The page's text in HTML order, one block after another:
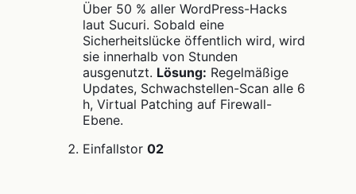
Über 50 % aller WordPress-Hacks
laut Sucuri. Sobald eine
Sicherheitslücke öffentlich wird, wird
sie innerhalb von Stunden
ausgenutzt. Lösung: Regelmäßige
Updates, Schwachstellen-Scan alle 6
h, Virtual Patching auf Firewall-
Ebene.
Einfallstor 02